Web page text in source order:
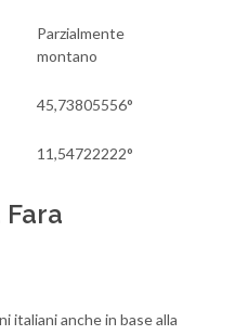
Parzialmente
montano
45,73805556°
11,54722222°
italiani anche in base alla